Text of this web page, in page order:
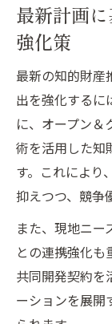
最新計画
強化策
最新の知的財産
出を強化するに
に、オープン＆
術を活用した知
す。これにより
抑えつつ、競争
また、現地ニー
との連携強化も
共同開発契約を
ーションを展開